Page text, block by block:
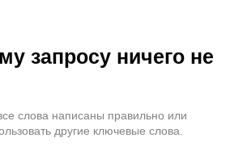
запросу ничего не
слова написаны правильно или
другие ключевые слова.